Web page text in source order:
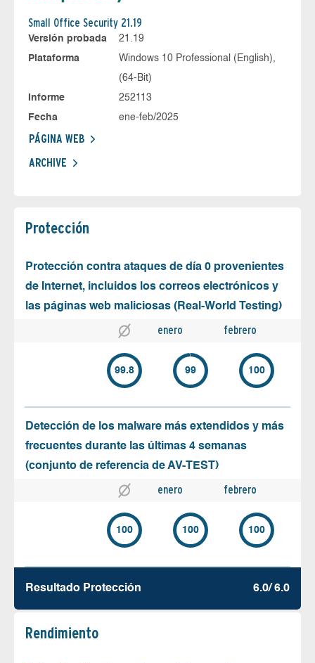
Small Office Security 21.19
Versión probada
21.19
Plataforma
Windows 10 Professional (English),
(64-Bit)
Informe
252113
Fecha
ene-feb/2025
PÁGINA WEB
ARCHIVE
Protección
Protección contra ataques de día 0 provenientes
de Internet, incluidos los correos electrónicos y
las páginas web maliciosas (Real-World Testing)
enero febrero
99.8 99 100
Detección de los malware más extendidos y más
frecuentes durante las últimas 4 semanas
(conjunto de referencia de AV-TEST)
enero febrero
100 100 100
Resultado Protección 6.0/ 6.0
Rendimiento